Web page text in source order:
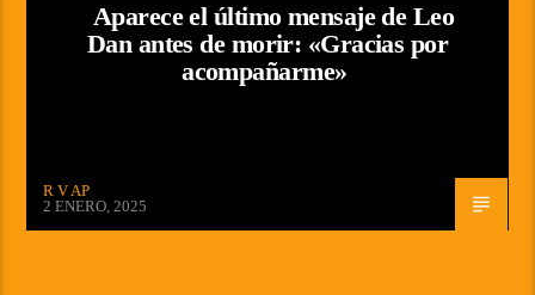
Aparece el último mensaje de Leo
Dan antes de morir: «Gracias por
acompañarme»
R V AP
2 ENERO, 2025